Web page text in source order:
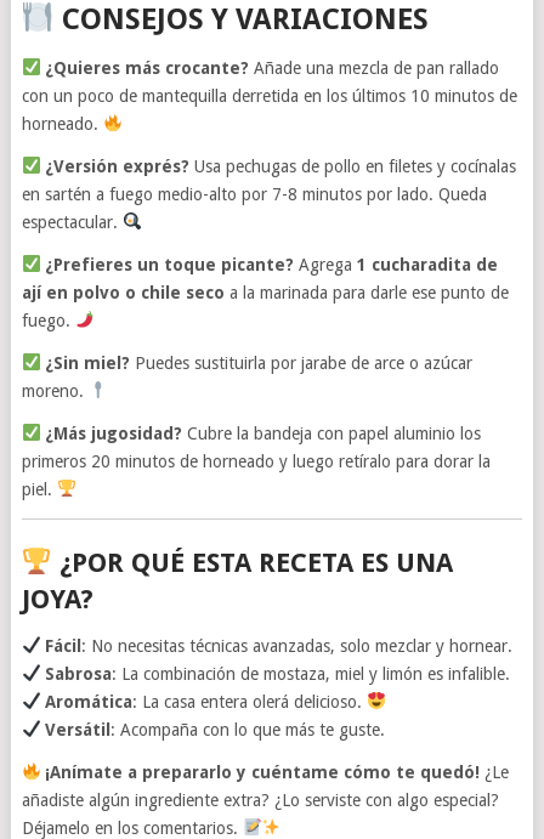
CONSEJOS Y VARIACIONES
¿Quieres más crocante? Añade una mezcla de pan rallado
con un poco de mantequilla derretida en los últimos 10 minutos de
horneado.
¿Versión exprés? Usa pechugas de pollo en filetes y cocínalas
en sartén a fuego medio-alto por 7-8 minutos por lado. Queda
espectacular.
¿Prefieres un toque picante? Agrega1 cucharadita de
ají en polvo o chile seco a la marinada para darle ese punto de
fuego.
¿Sin miel? Puedes sustituirla por jarabe de arce o azúcar
moreno.
¿Más jugosidad? Cubre la bandeja con papel aluminio los
primeros 20 minutos de horneado y luego retíralo para dorar la
piel.
¿POR QUÉ ESTA RECETA ES UNA
JOYA?
Fácil : No necesitas técnicas avanzadas, solo mezclar y hornear.
Sabrosa: La combinación de mostaza, miel y limón es infalible.
Aromática: La casa entera olerá delicioso.
Versátil : Acompaña con lo que más te guste.
¡Anímate a prepararlo y cuéntame cómo te quedó! ¿Le
añadiste algún ingrediente extra? ¿Lo serviste con algo especial?
Déjamelo en los comentarios.